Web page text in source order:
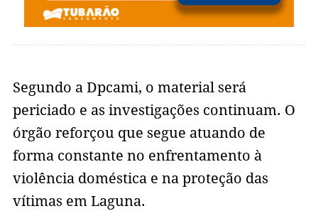
Segundo a Dpcami, o material será
periciado e as investigações continuam. O
órgão reforçou que segue atuando de
forma constante no enfrentamento à
violência doméstica e na proteção das
vítimas em Laguna.